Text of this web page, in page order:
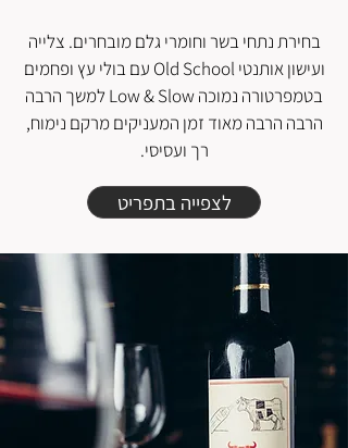
בחירת נתחי בשר וחומרי גלם מובחרים. צלייה
ועישון אותנטי Old School עם בולי עץ ופחמים
בטמפרטורה נמוכה Low & Slow למשך הרבה
הרבה הרבה מאוד זמן המעניקים מרקם נימוח,
רך ועסיסי.
לצפייה בתפריט